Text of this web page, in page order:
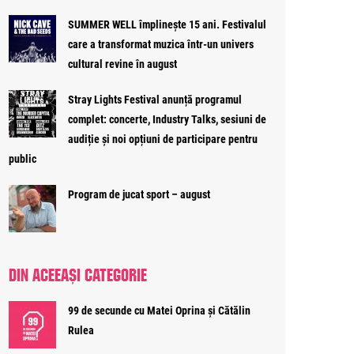
SUMMER WELL împlinește 15 ani. Festivalul
care a transformat muzica într-un univers
cultural revine în august
Stray Lights Festival anunță programul
complet: concerte, Industry Talks, sesiuni de
audiție și noi opțiuni de participare pentru
public
Program de jucat sport – august
DIN ACEEAȘI CATEGORIE
99 de secunde cu Matei Oprina și Cătălin
Rulea